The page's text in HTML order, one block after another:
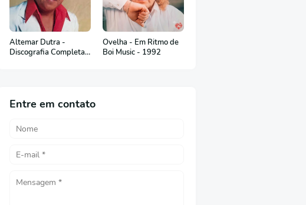
Altemar Dutra -
Discografia Completa
Ovelha - Em Ritmo de
Boi Music - 1992
Entre em contato